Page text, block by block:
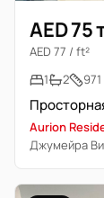
AED 75
AED 77 / ft²
1
2
Aurion
Джумейра